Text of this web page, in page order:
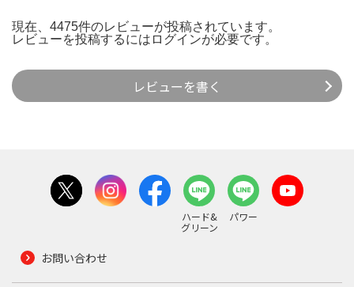
現在、4475件のレビューが投稿されています。
レビューを投稿するには ログインが必要です。
レビューを書く
ハード&
グリーン
パワー
お問い合わせ